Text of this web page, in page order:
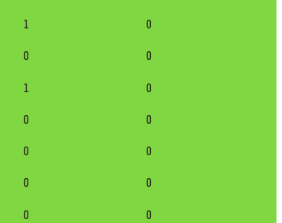
1 0
0 0
1 0
0 0
0 0
0 0
0 0